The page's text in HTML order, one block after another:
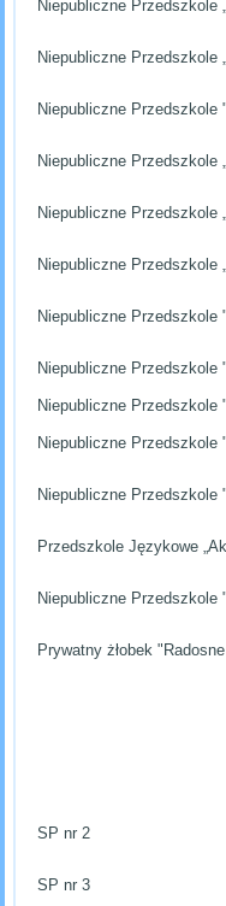
Niepubliczne Przedszkole
Niepubliczne Przedszkole
Niepubliczne Przedszkole
Niepubliczne Przedszkole
Niepubliczne Przedszkole
Niepubliczne Przedszkole
Niepubliczne Przedszkole
Niepubliczne Przedszkole
Niepubliczne Przedszkole
Niepubliczne Przedszkole
Niepubliczne Przedszkole
Przedszkole Językowe
Niepubliczne Przedszkole
Prywatny żłobek
SP nr 2
SP nr 3